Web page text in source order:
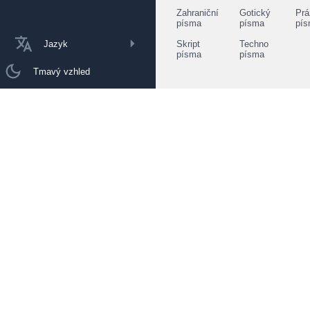
Jazyk
Tmavý vzhled
Zahraniční
písma
Gotický
písma
Skript
písma
Techno
písma